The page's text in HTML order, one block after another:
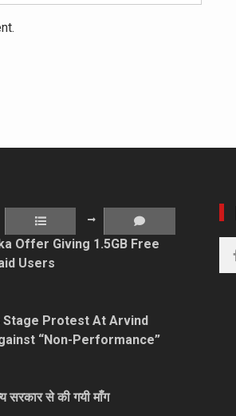
Offer Giving 1.5GB Free
Users
Stage Protest At Arvind
“Non-Performance”
सरकार से की गयी माँग